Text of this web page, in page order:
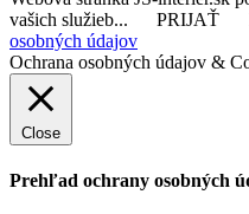
vašich služieb...
PRIJAŤ
osobných údajov
Ochrana osobných údajov &
Close
Prehľad ochrany osobných